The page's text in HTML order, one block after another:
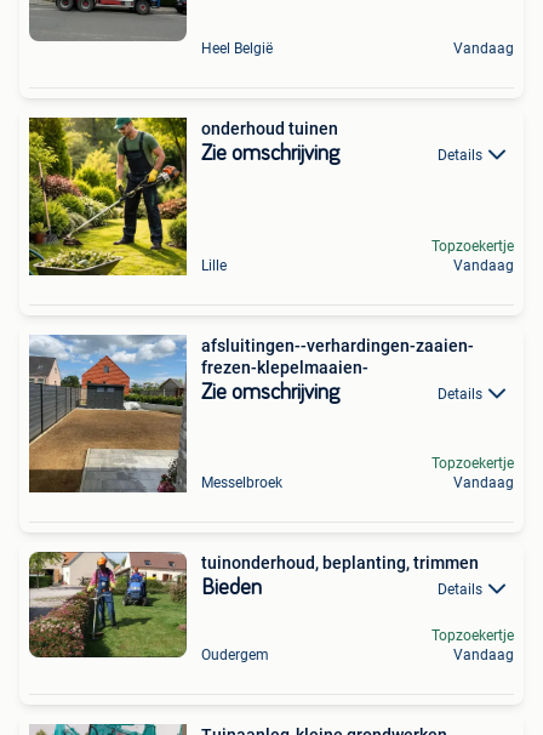
Heel België Vandaag
onderhoud tuinen
Zie omschrijving Details
Lille
Topzoekertje
Vandaag
afsluitingen--verhardingen-zaaien-
frezen-klepelmaaien-
Zie omschrijving Details
Messelbroek
Topzoekertje
Vandaag
tuinonderhoud, beplanting, trimmen
Bieden Details
Oudergem
Topzoekertje
Vandaag